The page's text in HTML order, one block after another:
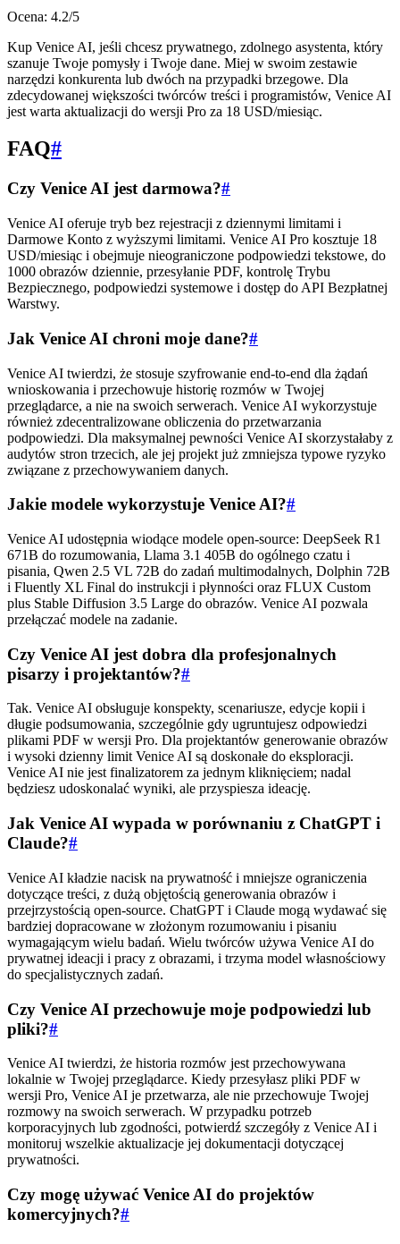
Ocena: 4.2/5
Kup Venice AI, jeśli chcesz prywatnego, zdolnego asystenta, który
szanuje Twoje pomysły i Twoje dane. Miej w swoim zestawie
narzędzi konkurenta lub dwóch na przypadki brzegowe. Dla
zdecydowanej większości twórców treści i programistów, Venice AI
jest warta aktualizacji do wersji Pro za 18 USD/miesiąc.
FAQ#
Czy Venice AI jest darmowa?#
Venice AI oferuje tryb bez rejestracji z dziennymi limitami i
Darmowe Konto z wyższymi limitami. Venice AI Pro kosztuje 18
USD/miesiąc i obejmuje nieograniczone podpowiedzi tekstowe, do
1000 obrazów dziennie, przesyłanie PDF, kontrolę Trybu
Bezpiecznego, podpowiedzi systemowe i dostęp do API Bezpłatnej
Warstwy.
Jak Venice AI chroni moje dane?#
Venice AI twierdzi, że stosuje szyfrowanie end-to-end dla żądań
wnioskowania i przechowuje historię rozmów w Twojej
przeglądarce, a nie na swoich serwerach. Venice AI wykorzystuje
również zdecentralizowane obliczenia do przetwarzania
podpowiedzi. Dla maksymalnej pewności Venice AI skorzystałaby z
audytów stron trzecich, ale jej projekt już zmniejsza typowe ryzyko
związane z przechowywaniem danych.
Jakie modele wykorzystuje Venice AI?#
Venice AI udostępnia wiodące modele open-source: DeepSeek R1
671B do rozumowania, Llama 3.1 405B do ogólnego czatu i
pisania, Qwen 2.5 VL 72B do zadań multimodalnych, Dolphin 72B
i Fluently XL Final do instrukcji i płynności oraz FLUX Custom
plus Stable Diffusion 3.5 Large do obrazów. Venice AI pozwala
przełączać modele na zadanie.
Czy Venice AI jest dobra dla profesjonalnych
pisarzy i projektantów?#
Tak. Venice AI obsługuje konspekty, scenariusze, edycje kopii i
długie podsumowania, szczególnie gdy ugruntujesz odpowiedzi
plikami PDF w wersji Pro. Dla projektantów generowanie obrazów
i wysoki dzienny limit Venice AI są doskonałe do eksploracji.
Venice AI nie jest finalizatorem za jednym kliknięciem; nadal
będziesz udoskonalać wyniki, ale przyspiesza ideację.
Jak Venice AI wypada w porównaniu z ChatGPT i
Claude?#
Venice AI kładzie nacisk na prywatność i mniejsze ograniczenia
dotyczące treści, z dużą objętością generowania obrazów i
przejrzystością open-source. ChatGPT i Claude mogą wydawać się
bardziej dopracowane w złożonym rozumowaniu i pisaniu
wymagającym wielu badań. Wielu twórców używa Venice AI do
prywatnej ideacji i pracy z obrazami, i trzyma model własnościowy
do specjalistycznych zadań.
Czy Venice AI przechowuje moje podpowiedzi lub
pliki?#
Venice AI twierdzi, że historia rozmów jest przechowywana
lokalnie w Twojej przeglądarce. Kiedy przesyłasz pliki PDF w
wersji Pro, Venice AI je przetwarza, ale nie przechowuje Twojej
rozmowy na swoich serwerach. W przypadku potrzeb
korporacyjnych lub zgodności, potwierdź szczegóły z Venice AI i
monitoruj wszelkie aktualizacje jej dokumentacji dotyczącej
prywatności.
Czy mogę używać Venice AI do projektów
komercyjnych?#